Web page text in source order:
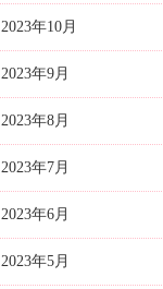
2023年10月
2023年9月
2023年8月
2023年7月
2023年6月
2023年5月